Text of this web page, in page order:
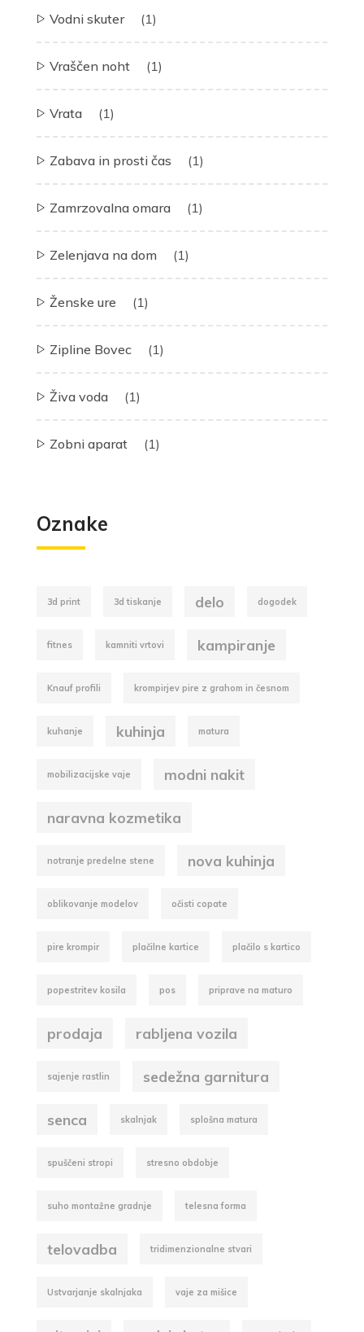
Vodni skuter (1)
Vraščen noht (1)
Vrata (1)
Zabava in prosti čas (1)
Zamrzovalna omara (1)
Zelenjava na dom (1)
Ženske ure (1)
Zipline Bovec (1)
Živa voda (1)
Zobni aparat (1)
Oznake
3d print 3d tiskanje delo dogodek
fitnes kamniti vrtovi kampiranje
Knauf profili krompirjev pire z grahom in česnom
kuhanje kuhinja matura
mobilizacijske vaje modni nakit
naravna kozmetika
notranje predelne stene nova kuhinja
oblikovanje modelov očisti copate
pire krompir plačilne kartice plačilo s kartico
popestritev kosila pos priprave na maturo
prodaja rabljena vozila
sajenje rastlin sedežna garnitura
senca skalnjak splošna matura
spuščeni stropi stresno obdobje
suho montažne gradnje telesna forma
telovadba tridimenzionalne stvari
Ustvarjanje skalnjaka vaje za mišice